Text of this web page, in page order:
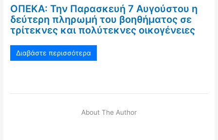
ΟΠΕΚΑ: Την Παρασκευή 7 Αυγούστου η
δεύτερη πληρωμή του βοηθήματος σε
τρίτεκνες και πολύτεκνες οικογένειες
Διαβάστε περισσότερα
About The Author